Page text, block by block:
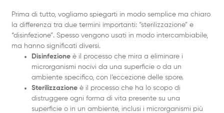
Prima di tutto, vogliamo spiegarti in modo semplice ma chiaro
la differenza tra due termini importanti: “sterilizzazione” e
“disinfezione”. Spesso vengono usati in modo intercambiabile,
ma hanno significati diversi.
Disinfezione è il processo che mira a eliminare i
microrganismi nocivi da una superficie o da un
ambiente specifico, con l’eccezione delle spore.
Sterilizzazione è il processo che ha lo scopo di
distruggere ogni forma di vita presente su una
superficie o in un ambiente, inclusi i microrganismi più